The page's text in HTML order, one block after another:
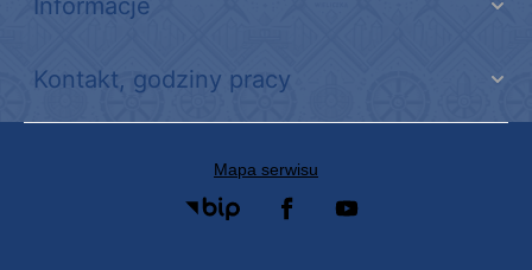
Informacje
Kontakt, godziny pracy
Mapa serwisu